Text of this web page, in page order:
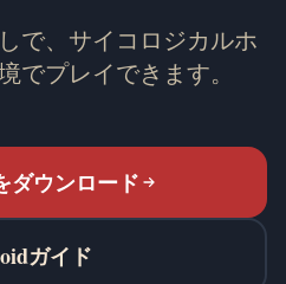
で、サイコロジカルホ
でプレイできます。
ダウンロード
ガイド